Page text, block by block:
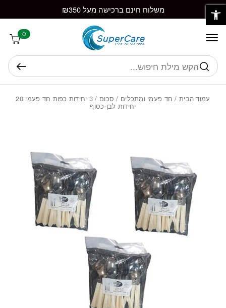
Skip to Content משלוח חינם ברכישה מעל ₪350
0
חיפוש
עמוד הבית/ חד פעמי ומתכלים / סכום / 3 יחידות כפות חד פעמי 20
יחידות לבן-כסוף
בחזרה למעלה
פתח סרגל נגישות